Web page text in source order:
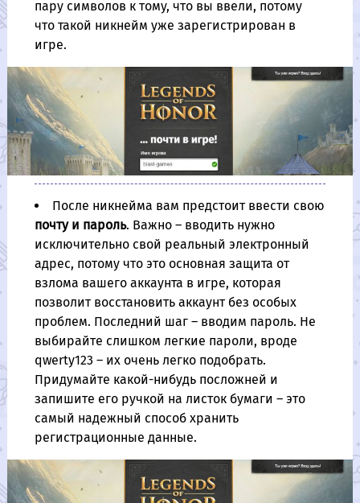
пару символов к тому, что вы ввели, потому
что такой никнейм уже зарегистрирован в
игре.
После никнейма вам предстоит ввести свою
почту и пароль. Важно – вводить нужно
исключительно свой реальный электронный
адрес, потому что это основная защита от
взлома вашего аккаунта в игре, которая
позволит восстановить аккаунт без особых
проблем. Последний шаг – вводим пароль. Не
выбирайте слишком легкие пароли, вроде
qwerty123 – их очень легко подобрать.
Придумайте какой-нибудь посложней и
запишите его ручкой на листок бумаги – это
самый надежный способ хранить
регистрационные данные.